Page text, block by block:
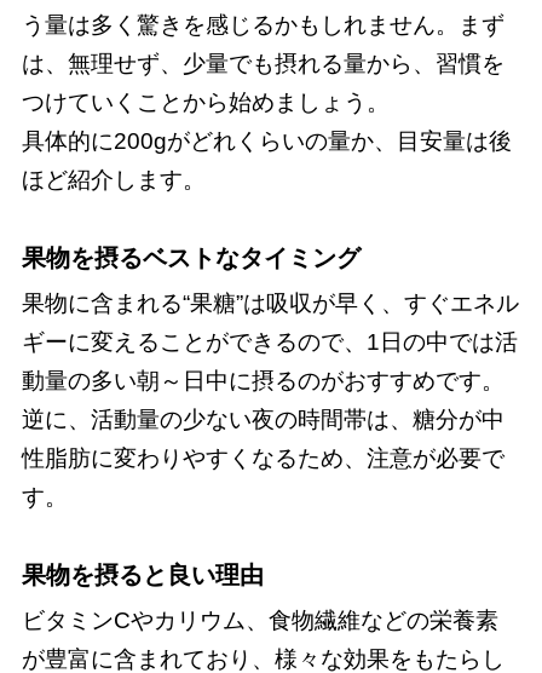
う量は多く驚きを感じるかもしれません。まず
は、無理せず、少量でも摂れる量から、習慣を
つけていくことから始めましょう。
具体的に200gがどれくらいの量か、目安量は後
ほど紹介します。
果物を摂るベストなタイミング
果物に含まれる“果糖”は吸収が早く、すぐエネル
ギーに変えることができるので、1日の中では活
動量の多い朝～日中に摂るのがおすすめです。
逆に、活動量の少ない夜の時間帯は、糖分が中
性脂肪に変わりやすくなるため、注意が必要で
す。
果物を摂ると良い理由
ビタミンCやカリウム、食物繊維などの栄養素
が豊富に含まれており、様々な効果をもたらし